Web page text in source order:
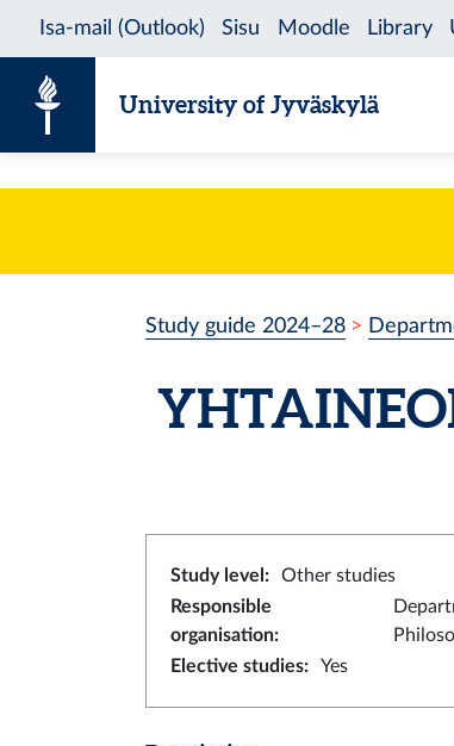
University of Jyväskylä
Study guide 2024–28
Study level : Other studies
Responsible
organisation:
Elective studies: Yes